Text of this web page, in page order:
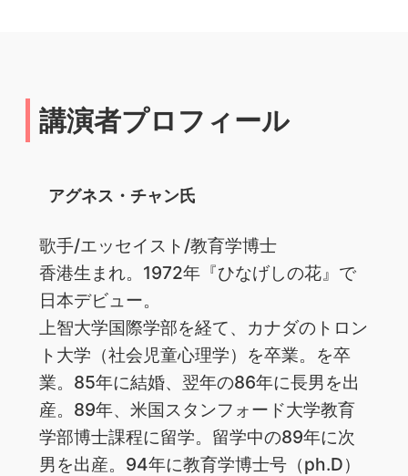
講演者プロフィール
アグネス・チャン氏
歌手/エッセイスト/教育学博士
香港生まれ。1972年『ひなげしの花』で
日本デビュー。
上智大学国際学部を経て、カナダのトロン
ト大学（社会児童心理学）を卒業。を卒
業。85年に結婚、翌年の86年に長男を出
産。89年、米国スタンフォード大学教育
学部博士課程に留学。留学中の89年に次
男を出産。94年に教育学博士号（ph.D）